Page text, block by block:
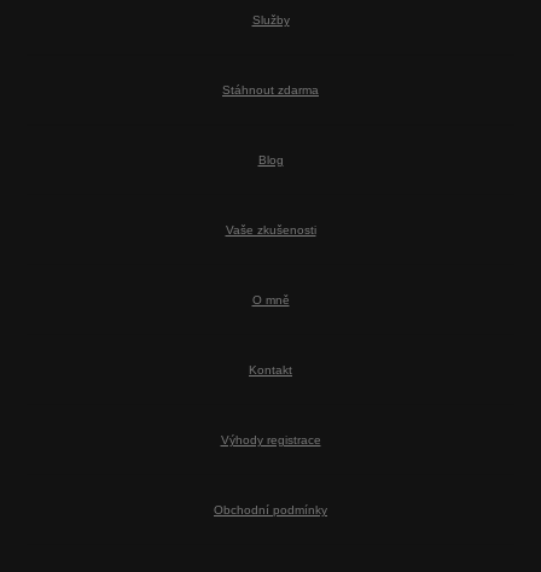
Služby
Stáhnout zdarma
Blog
Vaše zkušenosti
O mně
Kontakt
Výhody registrace
Obchodní podmínky